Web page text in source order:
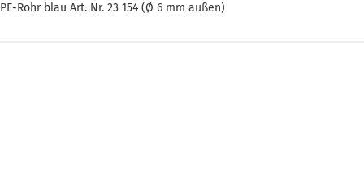
PE-Rohr blau Art. Nr. 23 154 (Ø 6 mm außen)